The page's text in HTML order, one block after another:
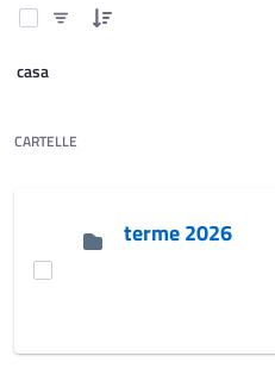
casa
CARTELLE
terme 2026